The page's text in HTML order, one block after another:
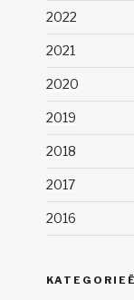
2022
2021
2020
2019
2018
2017
2016
KATEGORIEË